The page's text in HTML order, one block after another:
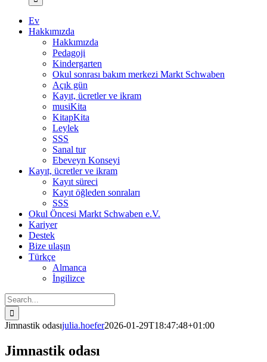
Ev
Hakkımızda
Hakkımızda
Pedagoji
Kindergarten
Okul sonrası bakım merkezi Markt Schwaben
Açık gün
Kayıt, ücretler ve ikram
musiKita
KitapKita
Leylek
SSS
Sanal tur
Ebeveyn Konseyi
Kayıt, ücretler ve ikram
Kayıt süreci
Kayıt öğleden sonraları
SSS
Okul Öncesi Markt Schwaben e.V.
Kariyer
Destek
Bize ulaşın
Türkçe
Almanca
İngilizce
Search
for:
Jimnastik odasıjulia.hoefer2026-01-29T18:47:48+01:00
Jimnastik odası